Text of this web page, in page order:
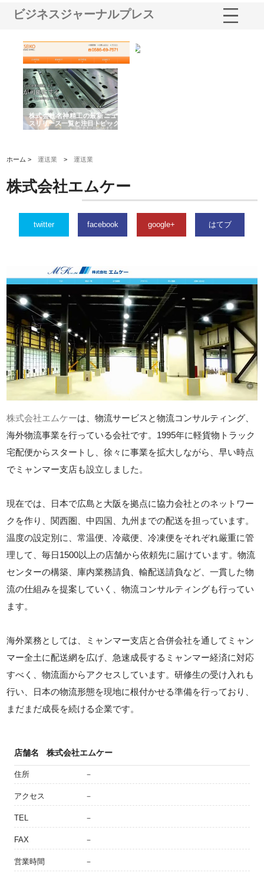
ビジネスジャーナルプレス
株式会社名神精工の最新ニュー
スリリース一覧と注目トピック
ホーム >運送業 >運送業
株式会社エムケー
twitter facebook google+ はてブ
株式会社エムケーは、物流サービスと物流コンサルティング、
海外物流事業を行っている会社です。1995年に軽貨物トラック
宅配便からスタートし、徐々に事業を拡大しながら、早い時点
でミャンマー支店も設立しました。
現在では、日本で広島と大阪を拠点に協力会社とのネットワー
クを作り、関西圏、中四国、九州までの配送を担っています。
温度の設定別に、常温便、冷蔵便、冷凍便をそれぞれ厳重に管
理して、毎日1500以上の店舗から依頼先に届けています。物流
センターの構築、庫内業務請負、輸配送請負など、一貫した物
流の仕組みを提案していく、物流コンサルティングも行ってい
ます。
海外業務としては、ミャンマー支店と合併会社を通してミャン
マー全土に配送網を広げ、急速成長するミャンマー経済に対応
すべく、物流面からアクセスしています。研修生の受け入れも
行い、日本の物流形態を現地に根付かせる準備を行っており、
まだまだ成長を続ける企業です。
店舗名 株式会社エムケー
住所 －
アクセス －
TEL －
FAX －
営業時間 －